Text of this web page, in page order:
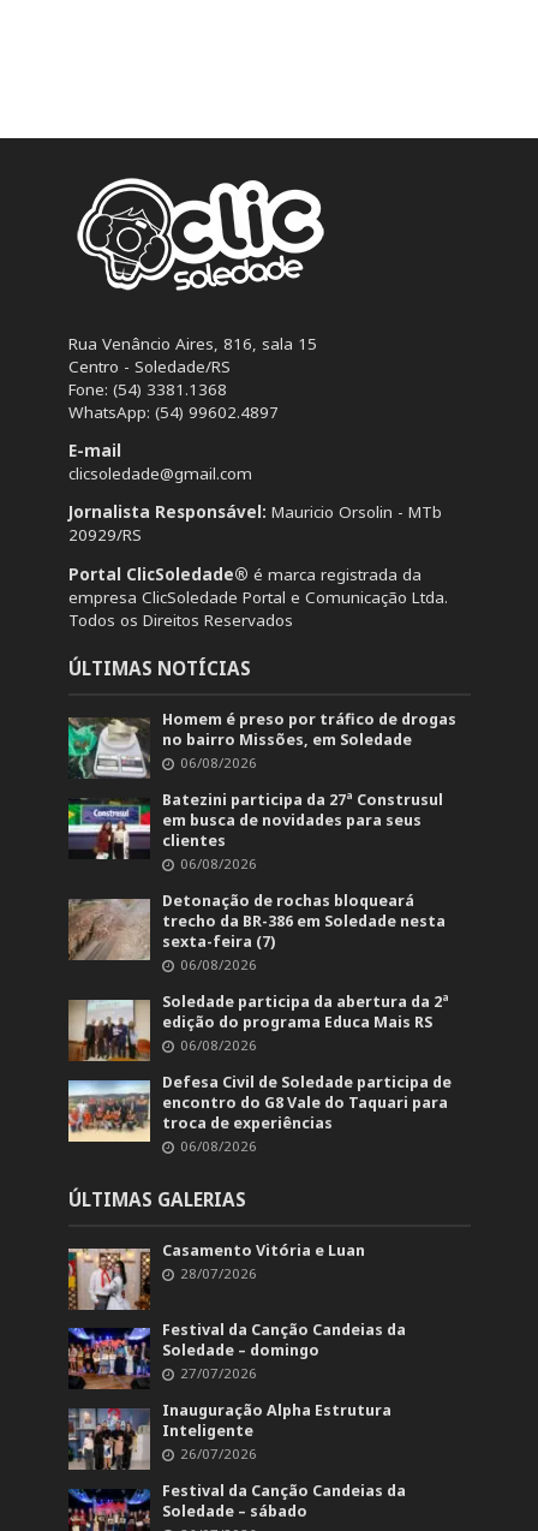
Rua Venâncio Aires, 816, sala 15
Centro - Soledade/RS
Fone: (54) 3381.1368
WhatsApp: (54) 99602.4897
E-mail
clicsoledade@gmail.com
Jornalista Responsável: Mauricio Orsolin - MTb
20929/RS
Portal ClicSoledade® é marca registrada da
empresa ClicSoledade Portal e Comunicação Ltda.
Todos os Direitos Reservados
ÚLTIMAS NOTÍCIAS
Homem é preso por tráfico de drogas
no bairro Missões, em Soledade
06/08/2026
Batezini participa da 27ª Construsul
em busca de novidades para seus
clientes
06/08/2026
Detonação de rochas bloqueará
trecho da BR-386 em Soledade nesta
sexta-feira (7)
06/08/2026
Soledade participa da abertura da 2ª
edição do programa Educa Mais RS
06/08/2026
Defesa Civil de Soledade participa de
encontro do G8 Vale do Taquari para
troca de experiências
06/08/2026
ÚLTIMAS GALERIAS
Casamento Vitória e Luan
28/07/2026
Festival da Canção Candeias da
Soledade – domingo
27/07/2026
Inauguração Alpha Estrutura
Inteligente
26/07/2026
Festival da Canção Candeias da
Soledade – sábado